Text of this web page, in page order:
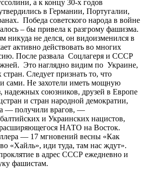
а к концу 30-х годов
в Германии, Португалии,
Победа советского народа в войне
– бы привела к разгрому фашизма.
никуда не делся, он видоизменился в
активно действовать во многих
После развала Соцлагеря и СССР
Это наглядно видим по Украине,
Следует признать то, что
сами. Не захотели иметь мощную
надежных союзников, друзей в Европе
и стран народной демократии,
— получили врагов, —
и Украинских нацистов,
НАТО на Восток.
— 17 мгновений весны «Как
«Хайль», иди туда, там нас ждут».
в адрес СССР ежедневно и
фашистам.